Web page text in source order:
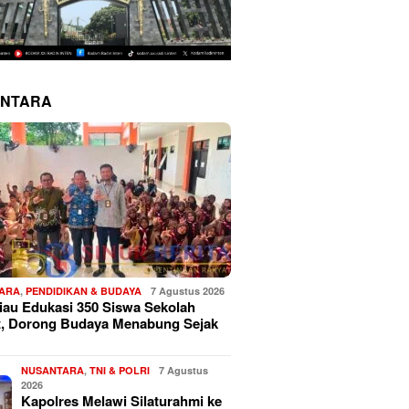
,PENDIDIKAN & BUDAYA 7 Agustus 2026
Edukasi 350 Siswa Sekolah
Dorong Budaya Menabung Sejak
NUSANTARA,TNI & POLRI
7 Agustus
2026
Kapolres Melawi Silaturahmi ke